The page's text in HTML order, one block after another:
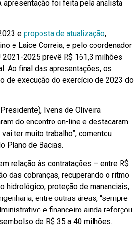
apresentação foi feita pela analista
e proposta de atualização,
e Laice Correia, e pelo coordenador
2025 prevê R$ 161,3 milhões
Ao final das apresentações, os
de execução do exercício de 2023 do
Ivens de Oliveira
do encontro on-line e destacaram
ter muito trabalho”, comentou
Plano de Bacias.
relação às contratações – entre R$
das cobranças, recuperando o ritmo
hidrológico, proteção de mananciais,
entre outras áreas, “sempre
e financeiro ainda reforçou
de R$ 35 a 40 milhões.